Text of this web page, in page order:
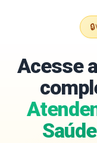
🔒
Acesse